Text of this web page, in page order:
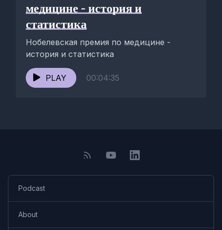
медицине - история и
статистика
Нобелевская премия по медицине -
история и статистика
PLAY 00:04:35
Podcast
About